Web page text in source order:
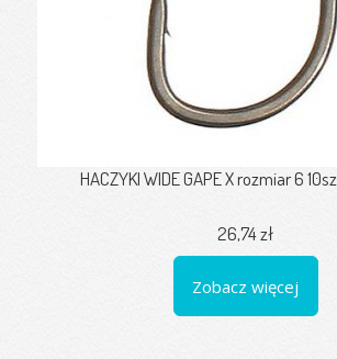
HACZYKI WIDE GAPE X rozmiar 6
26,74 zł
Zobacz więcej